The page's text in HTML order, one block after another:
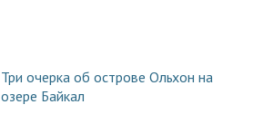
Три очерка об острове Ольхон на
озере Байкал